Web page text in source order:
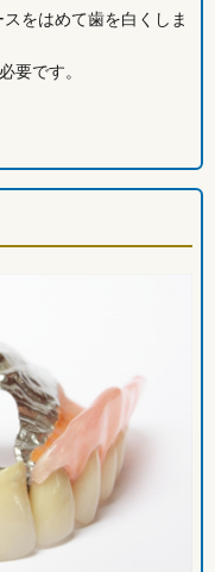
をはめて歯を白くしま
要です。